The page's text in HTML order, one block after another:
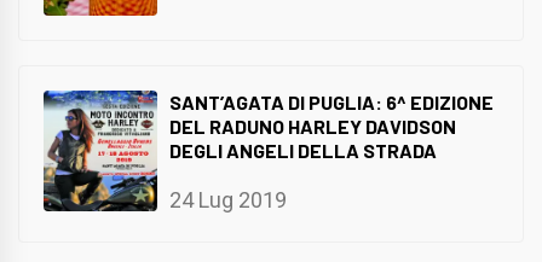
SANT’AGATA DI PUGLIA: 6^ EDIZIONE
DEL RADUNO HARLEY DAVIDSON
DEGLI ANGELI DELLA STRADA
24 Lug 2019